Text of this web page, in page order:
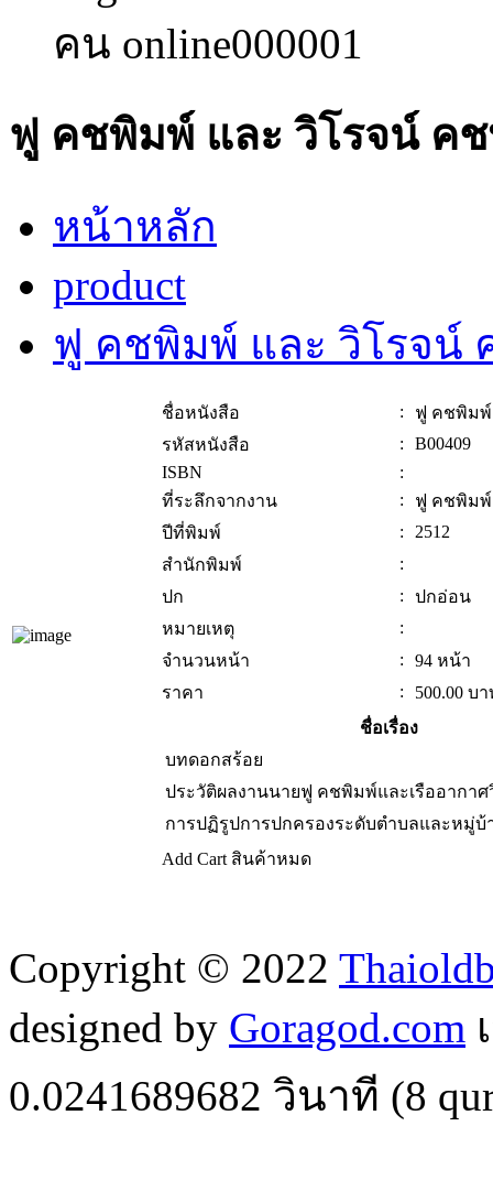
คน online000001
ฟู คชพิมพ์ และ วิโรจน์ ค
หน้าหลัก
product
ฟู คชพิมพ์ และ วิโรจน์
ชื่อหนังสือ :
ฟู คชพิมพ์
รหัสหนังสือ
:
B00409
ISBN
:
ที่ระลึกจากงาน
:
ฟู คชพิมพ์
ปีที่พิมพ์
:
2512
สำนักพิมพ์
:
ปก
:
ปกอ่อน
หมายเหตุ
:
จำนวนหน้า
:
94 หน้า
ราคา
: 500.00 บา
ชื่อเรื่อง
บทดอกสร้อย
ประวัติผลงานนายฟู คชพิมพ์และเรืออากา
การปฏิรูปการปกครองระดับตำบลและหมู่
Add Cart สินค้าหมด
Copyright © 2022
designed by Goragod.com
0.0241689682 วินาที (8